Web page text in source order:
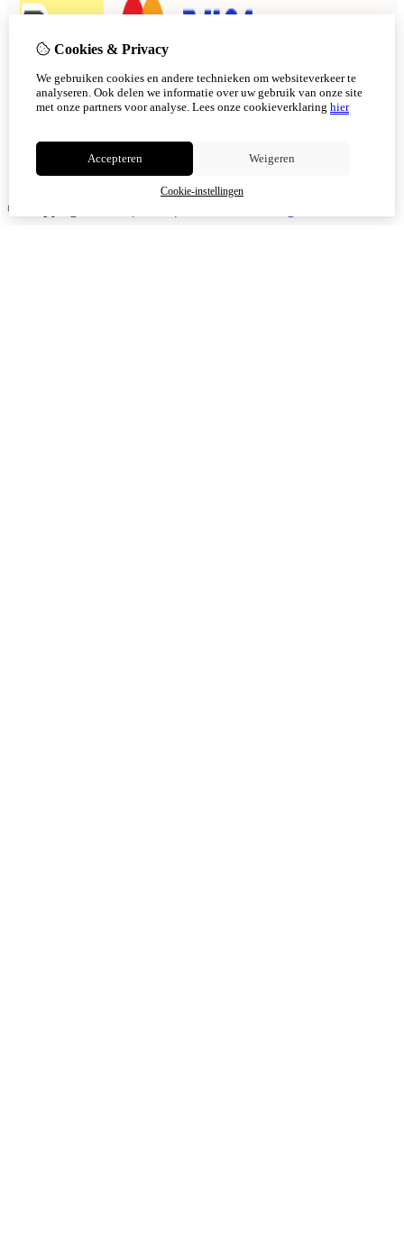
© Copyright 2026
Cookies & Privacy
We gebruiken cookies en andere technieken om websiteverkeer te
analyseren. Ook delen we informatie over uw gebruik van onze site
met onze partners voor analyse. Lees onze cookieverklaring hier
Accepteren Weigeren
Cookie-instellingen